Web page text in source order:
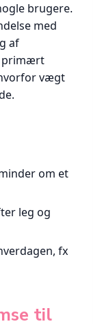
brugere.
med
af
primært
vægt
om et
leg og
fx
til